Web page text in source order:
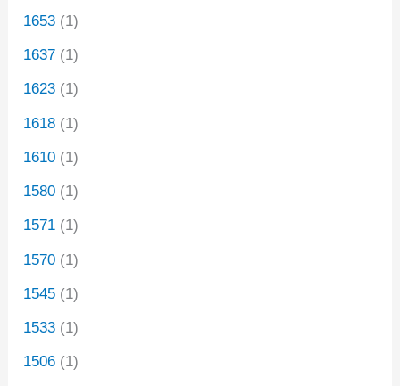
1653 (1)
1637 (1)
1623 (1)
1618 (1)
1610 (1)
1580 (1)
1571 (1)
1570 (1)
1545 (1)
1533 (1)
1506 (1)